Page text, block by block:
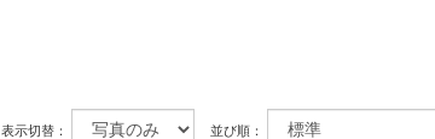
表示切替： 並び順：